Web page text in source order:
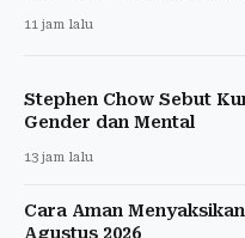
11 jam lalu
Stephen Chow Sebut
Gender dan Mental
13 jam lalu
Cara Aman
Agustus 2026